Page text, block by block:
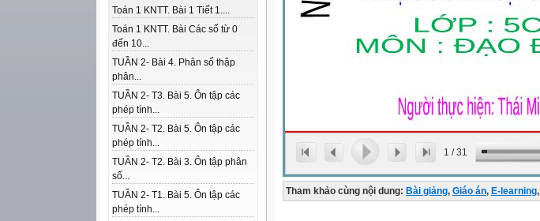
Toán 1 KNTT. Bài 1 Tiết 1....
Toán 1 KNTT. Bài Các số từ 0
đến 10...
TUẦN 2- Bài 4. Phân số thập
phân...
TUẦN 2- T3. Bài 5. Ôn tập các
phép tính...
TUẦN 2- T2. Bài 5. Ôn tập các
phép tính...
TUẦN 2- T2. Bài 3. Ôn tập phân
số...
TUẦN 2- T1. Bài 5. Ôn tập các
phép tính...
1 /31
Tham khảo cùng nội dung: Bài giảng, Giáo án, E-learning,